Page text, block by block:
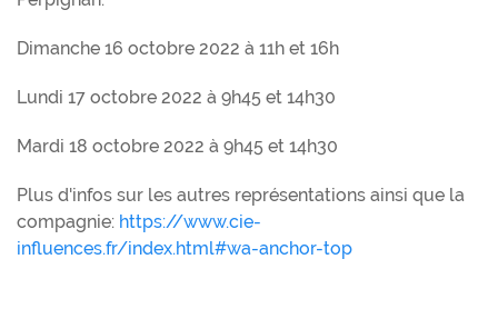
Dimanche 16 octobre 2022 à 11h et 16h
Lundi 17 octobre 2022 à 9h45 et 14h30
Mardi 18 octobre 2022 à 9h45 et 14h30
Plus d'infos sur les autres représentations ainsi que la
compagnie: https://www.cie-
influences.fr/index.html#wa-anchor-top